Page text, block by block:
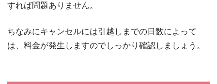
すれば問題ありません。
ちなみにキャンセルには引越しまでの日数によって
は、料金が発生しますのでしっかり確認しましょう。